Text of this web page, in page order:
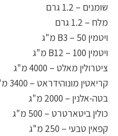
שומנים – 1.2 גרם
מלח – 1.2 גרם
ויטמין B3 – 50 מ"ג
ויטמין B12 – 100 מ"ג
ציטרולין מאלט – 4000 מ"ג
קריאטין מונוהידראט – 3400 מ"ג
בטה-אלנין – 2000 מ"ג
כולין ביטארטרט – 500 מ"ג
קפאין טבעי – 250 מ"ג